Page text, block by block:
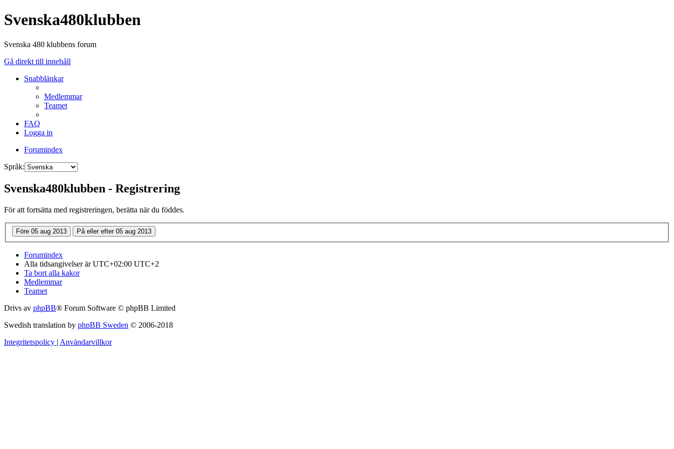
Svenska480klubben
Svenska 480 klubbens forum
Gå direkt till innehåll
Snabblänkar
Medlemmar
Teamet
FAQ
Logga in
Forumindex
Språk:
Svenska480klubben - Registrering
För att fortsätta med registreringen, berätta när du föddes.
Forumindex
Alla tidsangivelser är UTC+02:00 UTC+2
Ta bort alla kakor
Medlemmar
Teamet
Drivs av phpBB® Forum Software © phpBB Limited
Swedish translation by phpBB Sweden © 2006-2018
Integritetspolicy | Användarvillkor